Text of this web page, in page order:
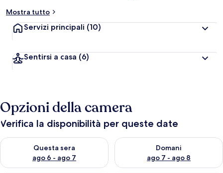
Mostra tutto
Servizi principali (10)
Sentirsi a casa (6)
Opzioni della camera
Verifica la disponibilità per queste date
Questa sera
ago 6 - ago 7
Verifica la disponibilità per questa sera, ago 6 - ago 7
Domani
ago 7 - ago 8
Verifica la disponibilità per